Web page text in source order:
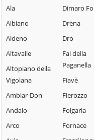
Ala
Albiano
Aldeno
Altavalle
Altopiano della
Vigolana
Amblar-Don
Andalo
Arco
Dimaro
Drena
Dro
Fai della
Paganella
Fiavè
Fierozzo
Folgaria
Fornace